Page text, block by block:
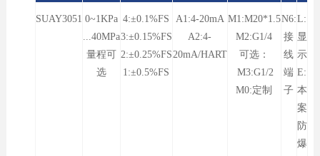
SUAY3051 0~1KPa
...40MPa
量程可
选
4:±0.1%FS
3:±0.15%FS
2:±0.25%FS
1:±0.5%FS
A1:4-20mA
A2:4-
20mA/HART
M1:M20*1.5
M2:G1/4
可选：
M3:G1/2
M0:定制
N6:
接
线
端
子
L:
显
示
E:
本
案
防
爆